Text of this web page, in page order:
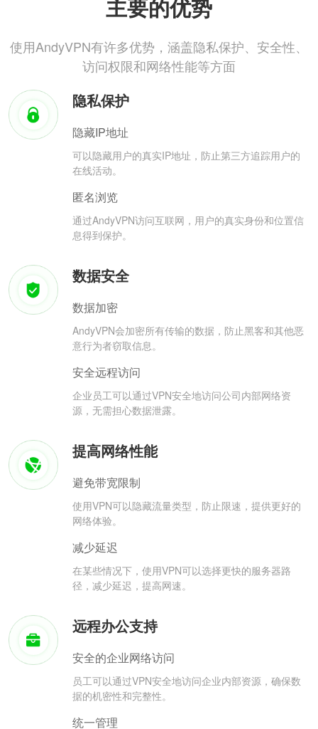
主要的优势
使用AndyVPN有许多优势，涵盖隐私保护、安全性、
访问权限和网络性能等方面
隐私保护
隐藏IP地址
可以隐藏用户的真实IP地址，防止第三方追踪用户的
在线活动。
匿名浏览
通过AndyVPN访问互联网，用户的真实身份和位置信
息得到保护。
数据安全
数据加密
AndyVPN会加密所有传输的数据，防止黑客和其他恶
意行为者窃取信息。
安全远程访问
企业员工可以通过VPN安全地访问公司内部网络资
源，无需担心数据泄露。
提高网络性能
避免带宽限制
使用VPN可以隐藏流量类型，防止限速，提供更好的
网络体验。
减少延迟
在某些情况下，使用VPN可以选择更快的服务器路
径，减少延迟，提高网速。
远程办公支持
安全的企业网络访问
员工可以通过VPN安全地访问企业内部资源，确保数
据的机密性和完整性。
统一管理